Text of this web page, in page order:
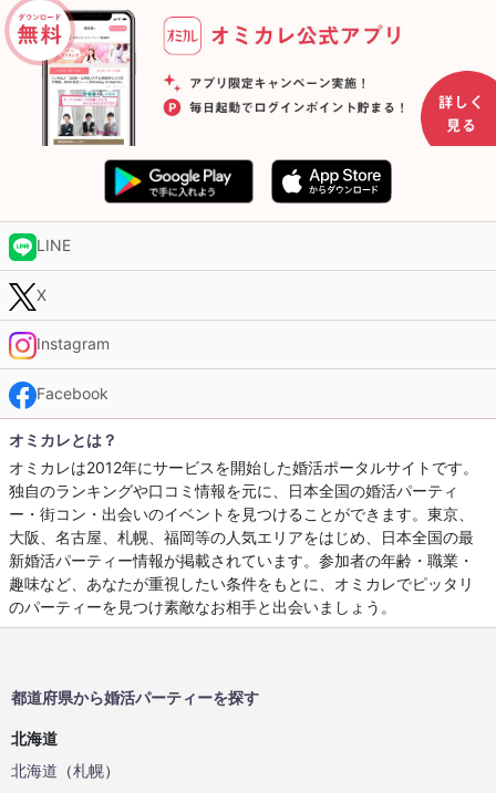
LINE
X
Instagram
Facebook
オミカレとは？
オミカレは2012年にサービスを開始した婚活ポータルサイトです。
独自のランキングや口コミ情報を元に、日本全国の婚活パーティ
ー・街コン・出会いのイベントを見つけることができます。東京、
大阪、名古屋、札幌、福岡等の人気エリアをはじめ、日本全国の最
新婚活パーティー情報が掲載されています。参加者の年齢・職業・
趣味など、あなたが重視したい条件をもとに、オミカレでピッタリ
のパーティーを見つけ素敵なお相手と出会いましょう。
都道府県から婚活パーティーを探す
北海道
北海道 （札幌）